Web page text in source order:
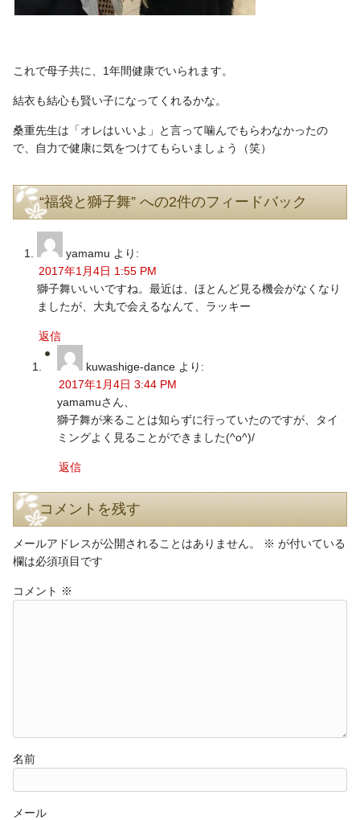
これで母子共に、1年間健康でいられます。
結衣も結心も賢い子になってくれるかな。
桑重先生は「オレはいいよ」と言って噛んでもらわなかったの
で、自力で健康に気をつけてもらいましょう（笑）
“福袋と獅子舞” への2件のフィードバック
yamamu より:
2017年1月4日 1:55 PM
獅子舞いいいですね。最近は、ほとんど見る機会がなくなり
ましたが、大丸で会えるなんて、ラッキー
返信
kuwashige-dance より:
2017年1月4日 3:44 PM
yamamuさん、
獅子舞が来ることは知らずに行っていたのですが、タイ
ミングよく見ることができました(^o^)/
返信
コメントを残す
メールアドレスが公開されることはありません。 ※ が付いている
欄は必須項目です
コメント ※
名前
メール